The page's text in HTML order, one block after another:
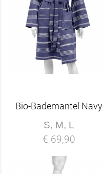
Bio-Bademantel Navy
S, M, L
€ 69,90